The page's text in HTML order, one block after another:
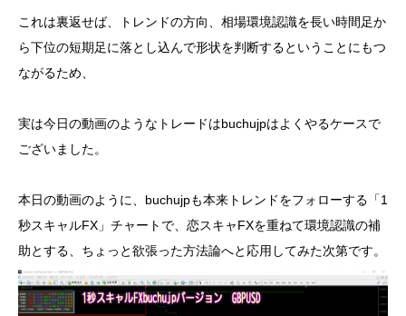
これは裏返せば、トレンドの方向、相場環境認識を長い時間足か
ら下位の短期足に落とし込んで形状を判断するということにもつ
ながるため、
実は今日の動画のようなトレードはbuchujpはよくやるケースで
ございました。
本日の動画のように、buchujpも本来トレンドをフォローする「1
秒スキャルFX」チャートで、恋スキャFXを重ねて環境認識の補
助とする、ちょっと欲張った方法論へと応用してみた次第です。